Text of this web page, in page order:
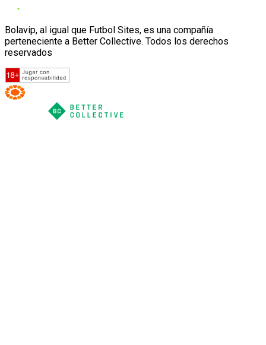
Bolavip, al igual que Futbol Sites, es una compañía
perteneciente a Better Collective. Todos los derechos
reservados